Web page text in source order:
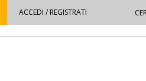
ACCEDI / REGISTRATI